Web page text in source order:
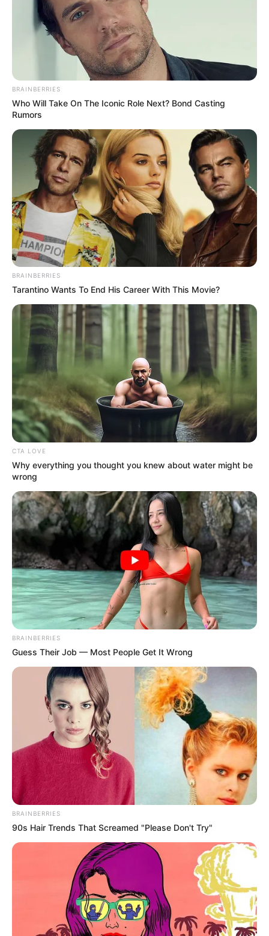
BRAINBERRIES
Who Will Take On The Iconic Role Next? Bond Casting
Rumors
BRAINBERRIES
Tarantino Wants To End His Career With This Movie?
CTA LOVE
Why everything you thought you knew about water might be
wrong
BRAINBERRIES
Guess Their Job — Most People Get It Wrong
BRAINBERRIES
90s Hair Trends That Screamed "Please Don't Try"